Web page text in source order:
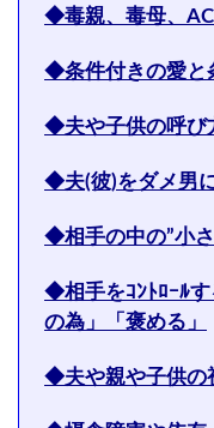
◆毒親、毒母、
◆条件付きの愛と
◆夫や子供の呼び
◆夫(彼)をダメ男
◆相手の中の”小
◆相手をｺﾝﾄﾛｰﾙす
の為」「褒める」
◆夫や親や子供の